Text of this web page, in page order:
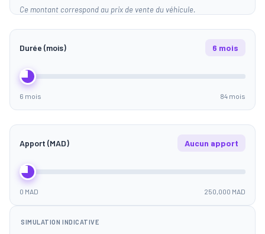
Ce montant correspond au prix de vente du véhicule.
Durée (mois) 6 mois
6 mois 84 mois
Apport (MAD) Aucun apport
0 MAD 250,000 MAD
SIMULATION INDICATIVE